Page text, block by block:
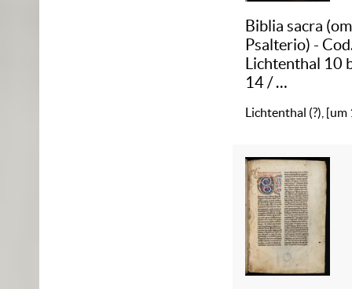
Biblia sacra
Psalterio) -
Lichtenthal 10
14 /
(omisso
Lichtenthal (?), [um